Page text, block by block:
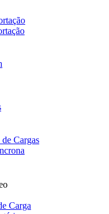
Cargas
Carga